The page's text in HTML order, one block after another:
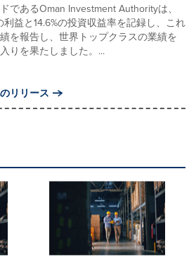
であるOman Investment Authorityは、
益と14.6%の投資収益率を記録し、これ
を報告し、世界トップクラスの業績を
りを果たしました。...
リリース